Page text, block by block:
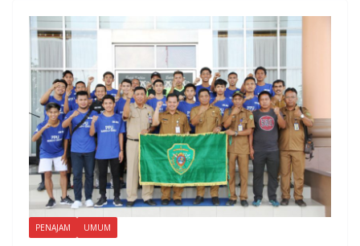
PENAJAM UMUM